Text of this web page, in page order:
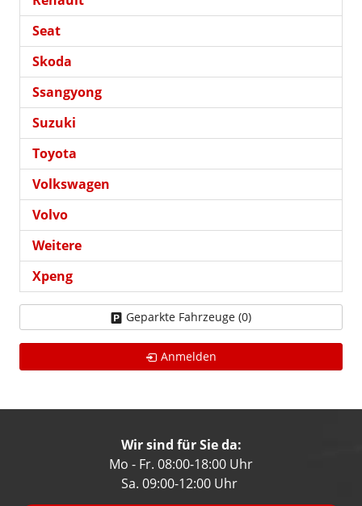
Seat
Skoda
Ssangyong
Suzuki
Toyota
Volkswagen
Volvo
Weitere
Xpeng
Geparkte Fahrzeuge (0)
Anmelden
Wir sind für Sie da:
Mo - Fr. 08:00-18:00 Uhr
Sa. 09:00-12:00 Uhr